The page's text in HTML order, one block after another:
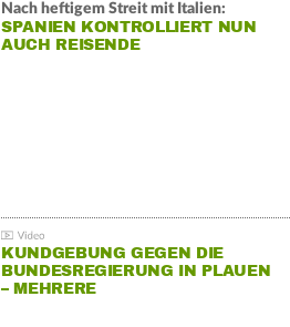
Nach heftigem Streit mit Italien:
SPANIEN KONTROLLIERT NUN
AUCH REISENDE
KUNDGEBUNG GEGEN DIE
BUNDESREGIERUNG IN PLAUEN
– MEHRERE